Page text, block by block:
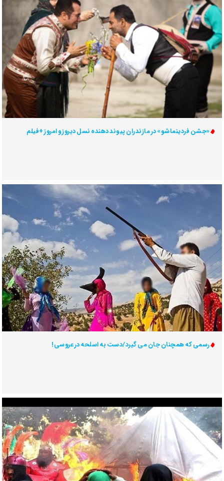
«جشن فردینماشو» در مازندران پیوند دهنده نسل دیروز و امروز +فیلم
رسمی که همچنان جان می گیرد/دست به اسلحه در عروسی!